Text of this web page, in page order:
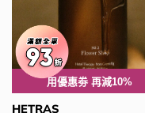
用優惠劵 再減10%
HETRAS